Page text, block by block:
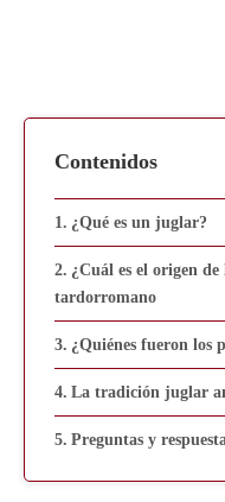
Contenidos
¿Qué es un juglar?
¿Cuál es el origen
tardorromano
¿Quiénes fueron los
La tradición juglar
Preguntas y